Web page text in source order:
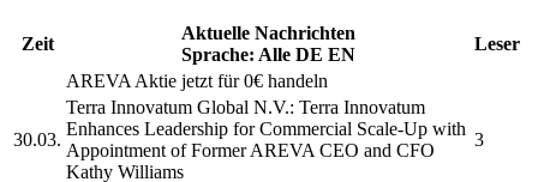
Zeit
Aktuelle Nachrichten
Sprache: Alle DE EN
Leser
AREVA Aktie jetzt für 0€ handeln
30.03.
Terra Innovatum Global N.V.: Terra Innovatum
Enhances Leadership for Commercial Scale-Up with
Appointment of FormerAREVA CEO and CFO
Kathy Williams
3